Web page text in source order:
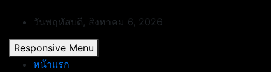
content
วันพฤหัสบดี, สิงหาคม 6, 2026
Responsive Menu
หน้าแรก